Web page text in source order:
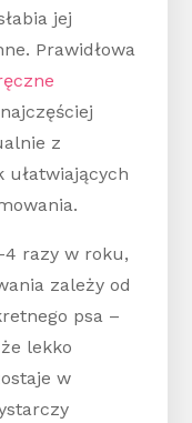
jej
Prawidłowa
z
ułatwiających
4 razy w roku,
zależy od
psa –
lekko
w